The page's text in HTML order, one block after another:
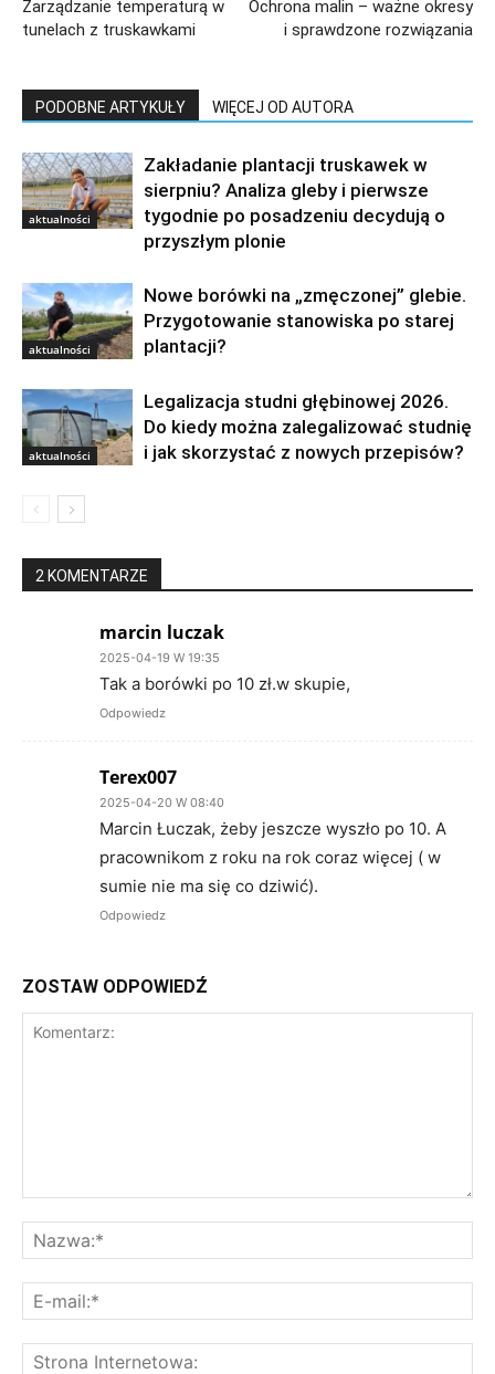
Zarządzanie temperaturą w
tunelach z truskawkami
Ochrona malin – ważne okresy
i sprawdzone rozwiązania
PODOBNE ARTYKUŁY WIĘCEJ OD AUTORA
aktualności
Zakładanie plantacji truskawek w
sierpniu? Analiza gleby i pierwsze
tygodnie po posadzeniu decydują o
przyszłym plonie
aktualności
Nowe borówki na „zmęczonej” glebie.
Przygotowanie stanowiska po starej
plantacji?
aktualności
Legalizacja studni głębinowej 2026.
Do kiedy można zalegalizować studnię
i jak skorzystać z nowych przepisów?
2 KOMENTARZE
marcin luczak
2025-04-19 W 19:35
Tak a borówki po 10 zł.w skupie,
Odpowiedz
Terex007
2025-04-20 W 08:40
Marcin Łuczak, żeby jeszcze wyszło po 10. A
pracownikom z roku na rok coraz więcej ( w
sumie nie ma się co dziwić).
Odpowiedz
ZOSTAW ODPOWIEDŹ